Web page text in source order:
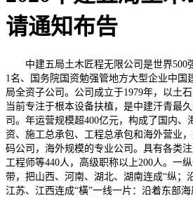
请通知布告
中建五局土木匠程无限公司是世界500
1名、国务院国资勉强管地方大型企业中国
局全资子公司。公司成立于1979年，以土
当前专注于根本设备扶植，是中建汗青最
司。年运营规模超400亿元，构成了国内、
资、施工总承包、工程总承包和海外营业
码公司，海外规模的专业公司。具有各类
工程师等440人，高级职称以上200人。一
带，把山西、河南、湖北、湖南连成“纵；
江苏、江西连成“橫”一线一片：沿着东部